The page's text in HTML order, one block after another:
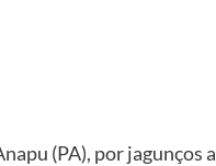
(PA), por jagunços a